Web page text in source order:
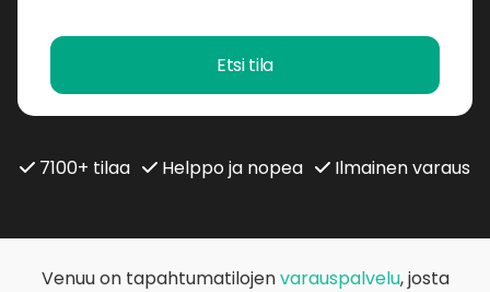
Etsi tila
7100+ tilaa Helppo ja nopea Ilmainen varaus
Venuu on tapahtumatilojenvarauspalvelu, josta